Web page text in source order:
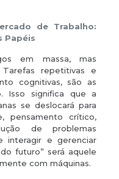
de Trabalho:
Papéis
em massa, mas
repetitivas e
cognitivas, são as
Isso significa que a
se deslocará para
pensamento crítico,
de problemas
interagir e gerenciar
futuro” será aquele
com máquinas.